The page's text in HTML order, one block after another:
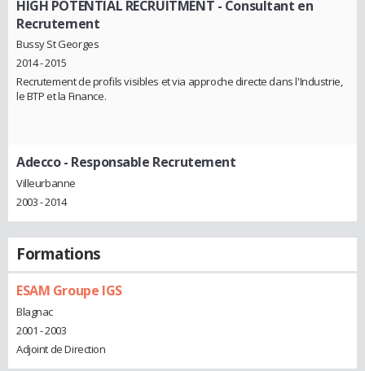
HIGH POTENTIAL RECRUITMENT - Consultant en
Recrutement
Bussy St Georges
2014 - 2015
Recrutement de profils visibles et via approche directe dans l'Industrie,
le BTP et la Finance.
Adecco- Responsable Recrutement
Villeurbanne
2003 - 2014
Formations
ESAM Groupe IGS
Blagnac
2001 - 2003
Adjoint de Direction